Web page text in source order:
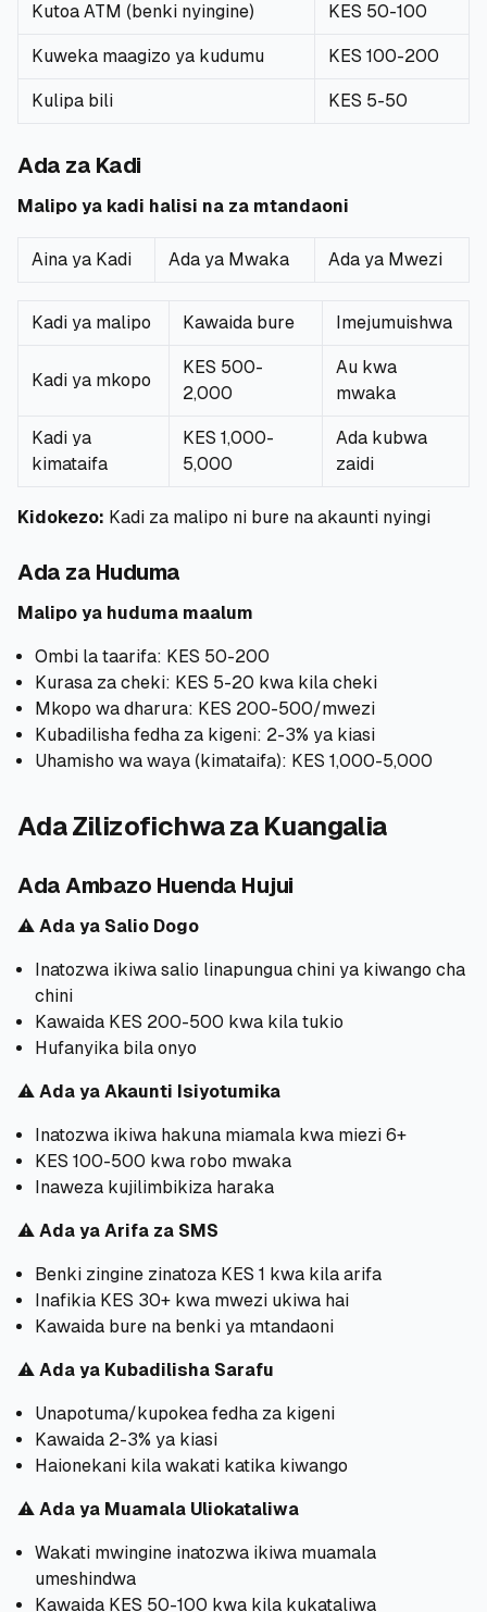
Kutoa ATM (benki nyingine) KES 50-100
Kuweka maagizo ya kudumu KES 100-200
Kulipa bili KES 5-50
Ada za Kadi
Malipo ya kadi halisi na za mtandaoni
Aina ya Kadi Ada ya Mwaka Ada ya Mwezi
Kadi ya malipo Kawaida bure Imejumuishwa
Kadi ya mkopo
KES 500-
2,000
Au kwa
mwaka
Kadi ya
kimataifa
KES 1,000-
5,000
Ada kubwa
zaidi
Kidokezo: Kadi za malipo ni bure na akaunti nyingi
Ada za Huduma
Malipo ya huduma maalum
Ombi la taarifa: KES 50-200
Kurasa za cheki: KES 5-20 kwa kila cheki
Mkopo wa dharura: KES 200-500/mwezi
Kubadilisha fedha za kigeni: 2-3% ya kiasi
Uhamisho wa waya (kimataifa): KES 1,000-5,000
Ada Zilizofichwa za Kuangalia
Ada Ambazo Huenda Hujui
⚠️ Ada ya Salio Dogo
Inatozwa ikiwa salio linapungua chini ya kiwango cha
chini
Kawaida KES 200-500 kwa kila tukio
Hufanyika bila onyo
⚠️ Ada ya Akaunti Isiyotumika
Inatozwa ikiwa hakuna miamala kwa miezi 6+
KES 100-500 kwa robo mwaka
Inaweza kujilimbikiza haraka
⚠️ Ada ya Arifa za SMS
Benki zingine zinatoza KES 1 kwa kila arifa
Inafikia KES 30+ kwa mwezi ukiwa hai
Kawaida bure na benki ya mtandaoni
⚠️ Ada ya Kubadilisha Sarafu
Unapotuma/kupokea fedha za kigeni
Kawaida 2-3% ya kiasi
Haionekani kila wakati katika kiwango
⚠️ Ada ya Muamala Uliokataliwa
Wakati mwingine inatozwa ikiwa muamala
umeshindwa
Kawaida KES 50-100 kwa kila kukataliwa